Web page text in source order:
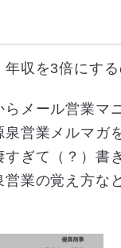
収を3倍にする
メール営業マ
営業メルマガ
すぎて（？）書
営業の覚え方な